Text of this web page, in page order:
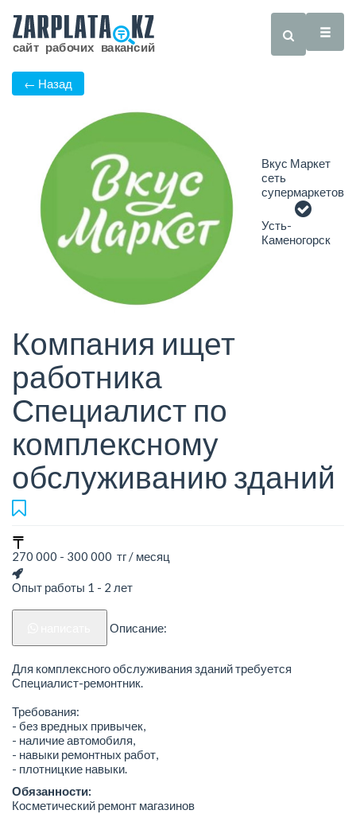
← Назад
Вкус Маркет
сеть
супермаркетов
Усть-
Каменогорск
Компания ищет
работника
Специалист по
комплексному
обслуживанию зданий
270 000 - 300 000 тг / месяц
Опыт работы 1 - 2 лет
Описание:
Для комплексного обслуживания зданий требуется
Специалист-ремонтник.
Требования:
- без вредных привычек,
- наличие автомобиля,
- навыки ремонтных работ,
- плотницкие навыки.
Обязанности:
Косметический ремонт магазинов